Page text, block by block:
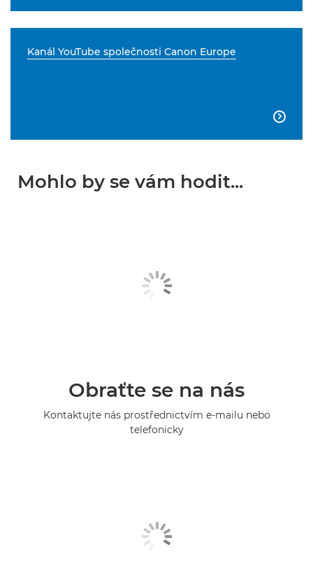
Kanál YouTube společnosti Canon Europe

Mohlo by se vám hodit...
Obraťte se na nás
Kontaktujte nás prostřednictvím e-mailu nebo
telefonicky